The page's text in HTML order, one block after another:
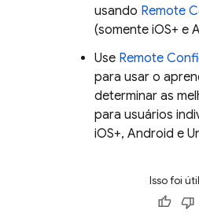
usando Remote
(somente iOS+ e
Use Remote
para usar o
determinar as
para usuários
iOS+, Android e
Isso foi